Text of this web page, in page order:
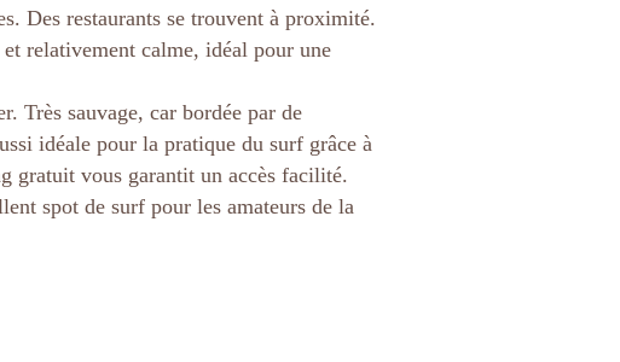
Des restaurants se trouvent à proximité.
relativement calme, idéal pour une
Très sauvage, car bordée par de
idéale pour la pratique du surf grâce à
gratuit vous garantit un accès facilité.
spot de surf pour les amateurs de la